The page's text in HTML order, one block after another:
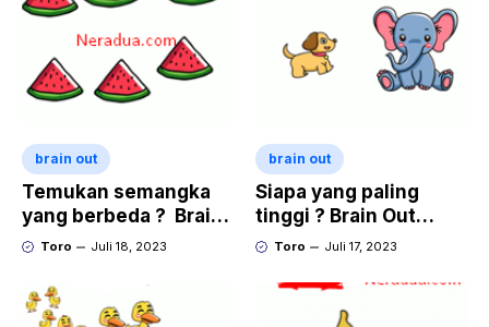
brain out
Temukan semangka
yang berbeda ? Brain
Out Level 4
Toro Juli 18, 2023
brain out
Siapa yang paling
tinggi ? Brain Out
Level 3
Toro Juli 17, 2023